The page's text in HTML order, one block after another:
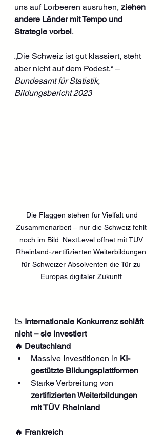
uns auf Lorbeeren ausruhen, ziehen
andere Länder mit Tempo und
Strategie vorbei.
„Die Schweiz ist gut klassiert, steht
aber nicht auf dem Podest.“ –
Bundesamt für Statistik,
Bildungsbericht 2023
Die Flaggen stehen für Vielfalt und
Zusammenarbeit – nur die Schweiz fehlt
noch im Bild. NextLevel öffnet mit TÜV
Rheinland-zertifizierten Weiterbildungen
für Schweizer Absolventen die Tür zu
Europas digitaler Zukunft.
📉 Internationale Konkurrenz schläft
nicht – sie investiert
🔥 Deutschland
Massive Investitionen in KI-
gestützte Bildungsplattformen
Starke Verbreitung von
zertifizierten Weiterbildungen
mit TÜV Rheinland
🔥 Frankreich